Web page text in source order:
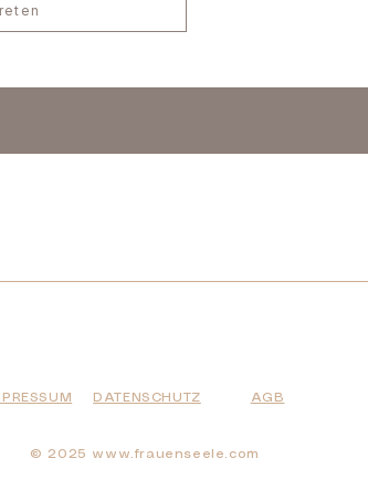
DATENSCHUTZ AGB
​© 2025 www.frauenseele.com